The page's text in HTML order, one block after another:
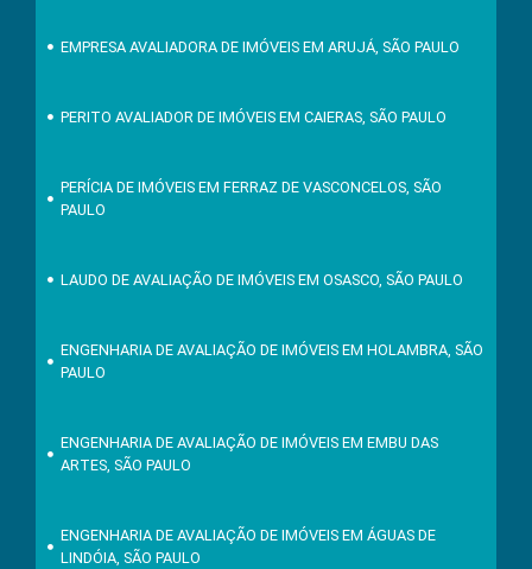
EMPRESA AVALIADORA DE IMÓVEIS EM ARUJÁ, SÃO PAULO
PERITO AVALIADOR DE IMÓVEIS EM CAIERAS, SÃO PAULO
PERÍCIA DE IMÓVEIS EM FERRAZ DE VASCONCELOS, SÃO
PAULO
LAUDO DE AVALIAÇÃO DE IMÓVEIS EM OSASCO, SÃO PAULO
ENGENHARIA DE AVALIAÇÃO DE IMÓVEIS EM HOLAMBRA, SÃO
PAULO
ENGENHARIA DE AVALIAÇÃO DE IMÓVEIS EM EMBU DAS
ARTES, SÃO PAULO
ENGENHARIA DE AVALIAÇÃO DE IMÓVEIS EM ÁGUAS DE
LINDÓIA, SÃO PAULO